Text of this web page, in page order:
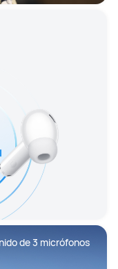
de 3 micrófonos